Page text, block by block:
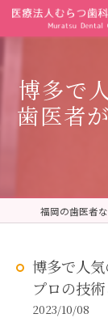
博多で
歯医者
博多で人
プロの技
2023/10/08